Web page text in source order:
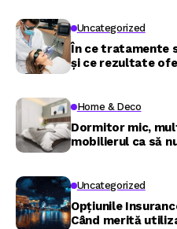
Uncategorized
În ce tratamente
și ce rezultate
Home & Deco
Dormitor mic,
mobilierul ca să
Uncategorized
Opțiunile
Când merită